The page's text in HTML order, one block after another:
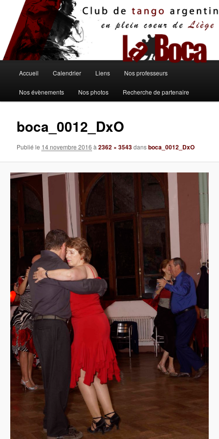
contenu
principal
principal
Accueil Calendrier Liens Nos professeurs
Nos évènements Nos photos Recherche de partenaire
boca_0012_DxO
Publié le 14 novembre 2016 à2362 × 3543dansboca_0012_DxO